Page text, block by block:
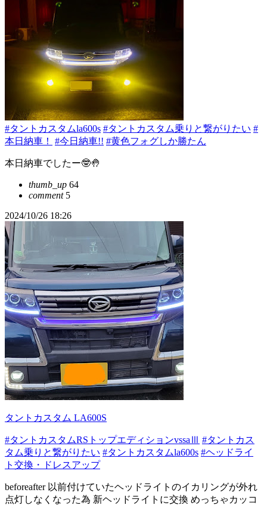
#タントカスタムla600s #タントカスタム乗りと繋がりたい #
本日納車！
#今日納車!! #黄色フォグしか勝たん
本日納車でしたー🤓🤚
thumb_up 64
comment5
2024/10/26 18:26
タントカスタム LA600S
#タントカスタムRSトップエディションvssaⅢ #タントカス
タム乗りと繋がりたい #タントカスタムla600s #ヘッドライ
ト交換・ドレスアップ
beforeafter 以前付けていたヘッドライトのイカリングが外れ
点灯しなくなった為 新ヘッドライトに交換 めっちゃカッコ